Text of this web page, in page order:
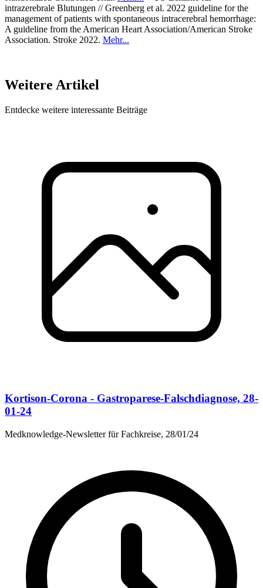
intrazerebrale Blutungen // Greenberg et al. 2022 guideline for the
management of patients with spontaneous intracerebral hemorrhage:
A guideline from the American Heart Association/American Stroke
Association. Stroke 2022. Mehr...
Weitere Artikel
Entdecke weitere interessante Beiträge
Kortison-Corona - Gastroparese-Falschdiagnose, 28-
01-24
Medknowledge-Newsletter für Fachkreise, 28/01/24